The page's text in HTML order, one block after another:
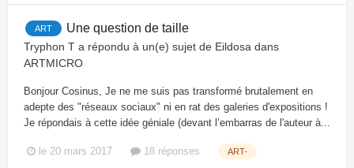
ART Une question de taille
Tryphon T a répondu à un(e) sujet de Eildosa dans
ARTMICRO
Bonjour Cosinus, Je ne me suis pas transformé brutalement en
adepte des "réseaux sociaux" ni en rat des galeries d'expositions !
Je répondais à cette idée géniale (devant l’embarras de l'auteur à...
le 20 mars 2017 18 réponses ART-